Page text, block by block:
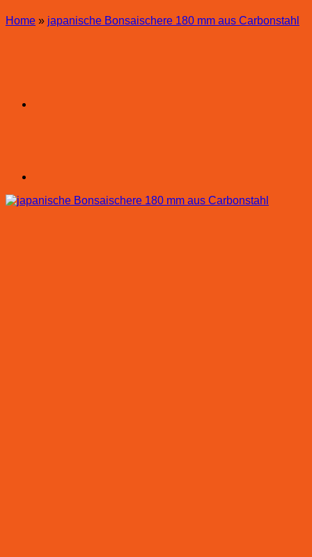
Home » japanische Bonsaischere 180 mm aus Carbonstahl